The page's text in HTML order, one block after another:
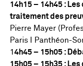
14h15 – 14h45 :
traitement des
Pierre Mayer
Paris I Panthéon-
1 4h45 – 15h05 :
15h05 – 15h35 :